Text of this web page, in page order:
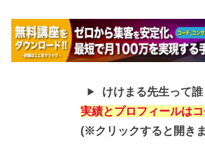
けけまる先生って
実績とプロフィールは
(※クリックすると開き